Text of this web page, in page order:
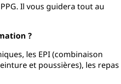
Il vous guidera tout au
?
les EPI (combinaison
et poussières), les repas